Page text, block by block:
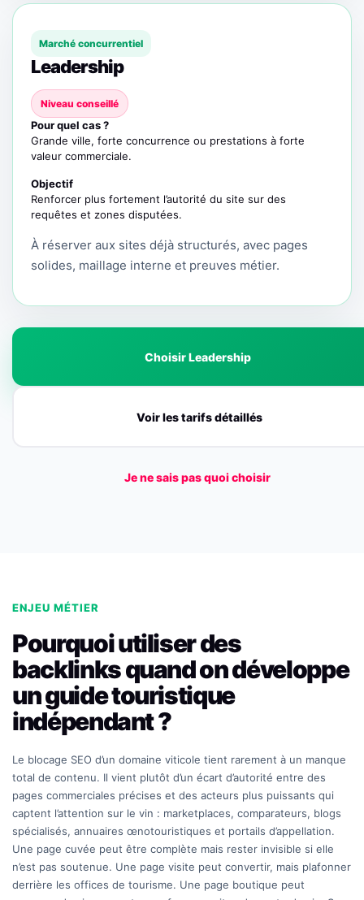
Marché concurrentiel
Leadership
Niveau conseillé
Pour quel cas ?
Grande ville, forte concurrence ou prestations à forte
valeur commerciale.
Objectif
Renforcer plus fortement l’autorité du site sur des
requêtes et zones disputées.
À réserver aux sites déjà structurés, avec pages
solides, maillage interne et preuves métier.
Choisir Leadership
Voir les tarifs détaillés
Je ne sais pas quoi choisir
ENJEU MÉTIER
Pourquoi utiliser des
backlinks quand on développe
un guide touristique
indépendant ?
Le blocage SEO d’un domaine viticole tient rarement à un manque
total de contenu. Il vient plutôt d’un écart d’autorité entre des
pages commerciales précises et des acteurs plus puissants qui
captent l’attention sur le vin : marketplaces, comparateurs, blogs
spécialisés, annuaires œnotouristiques et portails d’appellation.
Une page cuvée peut être complète mais rester invisible si elle
n’est pas soutenue. Une page visite peut convertir, mais plafonner
derrière les offices de tourisme. Une page boutique peut